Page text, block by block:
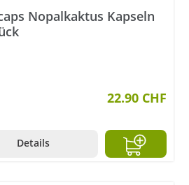
Nopalkaktus Kapseln
22.90 CHF
Details